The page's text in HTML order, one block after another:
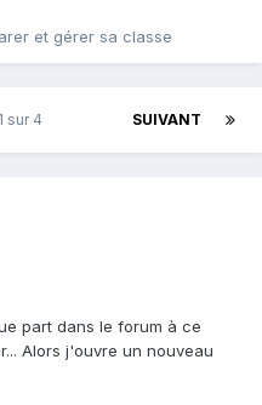
et gérer sa classe
SUIVANT
sur 4
part dans le forum à ce
Alors j'ouvre un nouveau